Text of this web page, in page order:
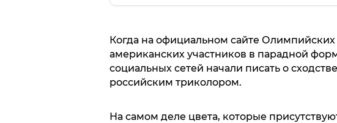
Когда на официальном сайте
американских участников в парадной
социальных сетей начали писать о
российским триколором.
На самом деле цвета, которые